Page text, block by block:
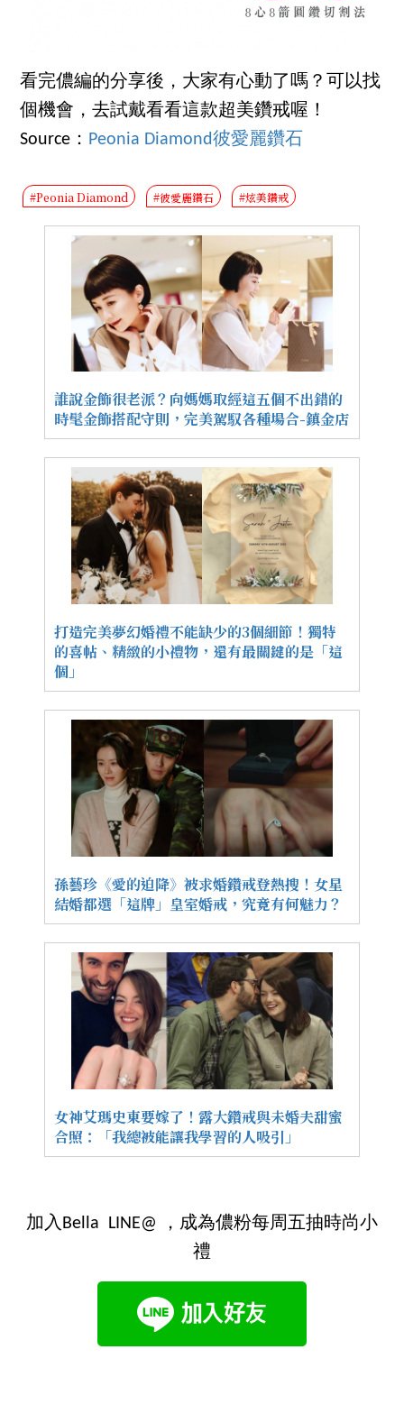
看完儂編的分享後，大家有心動了嗎？可以找
個機會，去試戴看看這款超美鑽戒喔！
Source： Peonia Diamond彼愛麗鑽石
#Peonia Diamond #彼愛麗鑽石 #炫美鑽戒
誰說金飾很老派？向媽媽取經這五個不出錯的
時髦金飾搭配守則，完美駕馭各種場合-鎮金店
打造完美夢幻婚禮不能缺少的3個細節！獨特
的喜帖、精緻的小禮物，還有最關鍵的是「這
個」
孫藝珍《愛的迫降》被求婚鑽戒登熱搜！女星
結婚都選「這牌」皇室婚戒，究竟有何魅力？
女神艾瑪史東要嫁了！露大鑽戒與未婚夫甜蜜
合照：「我總被能讓我學習的人吸引」
加入Bella LINE@ ，成為儂粉每周五抽時尚小
禮